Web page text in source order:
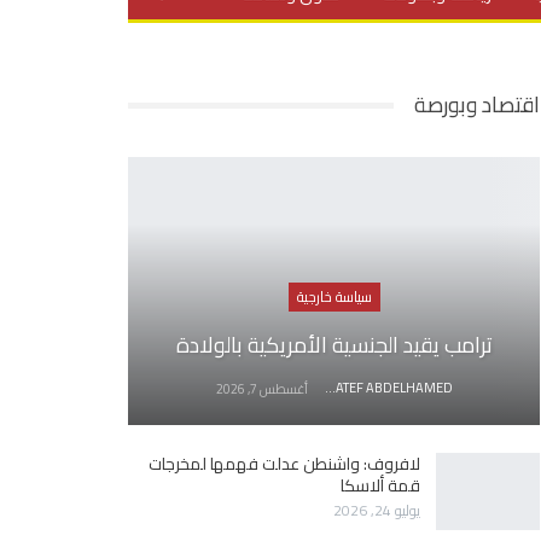
اقتصاد وبورصة
سياسة خارجية
ترامب يقيد الجنسية الأمريكية بالولادة
AWATEF ABDELHAMED أغسطس 7, 2026
لافروف: واشنطن عدلت فهمها لمخرجات
قمة ألاسكا
يوليو 24, 2026